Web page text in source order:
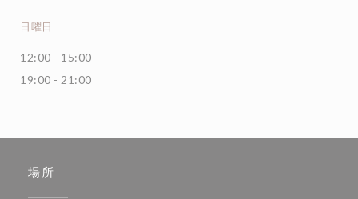
日曜日
12:00 - 15:00
19:00 - 21:00
場所